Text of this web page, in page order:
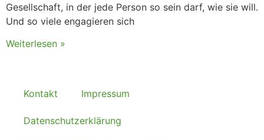
Gesellschaft, in der jede Person so sein darf, wie sie will.
Und so viele engagieren sich
Weiterlesen »
Kontakt Impressum
Datenschutzerklärung